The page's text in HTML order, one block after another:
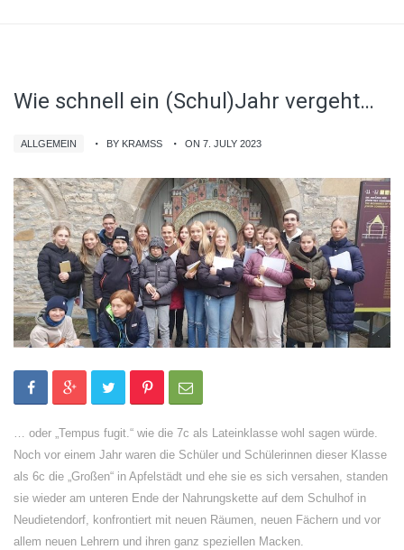
Wie schnell ein (Schul)Jahr vergeht…
ALLGEMEIN BY KRAMSS ON 7. JULY 2023
… oder „Tempus fugit.“ wie die 7c als Lateinklasse wohl sagen würde.
Noch vor einem Jahr waren die Schüler und Schülerinnen dieser Klasse
als 6c die „Großen“ in Apfelstädt und ehe sie es sich versahen, standen
sie wieder am unteren Ende der Nahrungskette auf dem Schulhof in
Neudietendorf, konfrontiert mit neuen Räumen, neuen Fächern und vor
allem neuen Lehrern und ihren ganz speziellen Macken.